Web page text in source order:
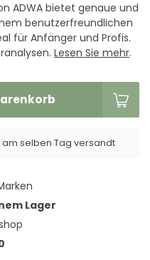
ADWA bietet genaue und
benutzerfreundlichen
für Anfänger und Profis.
Lesen Sie mehr.
am selben Tag versandt
Lager